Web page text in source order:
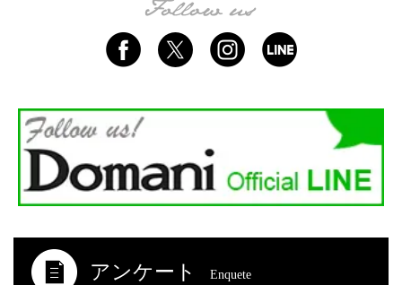
アンケート Enquete